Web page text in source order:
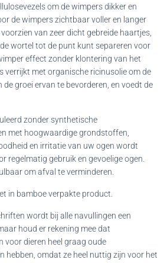
om de wimpers dikker en
de wimpers zichtbaar voller en langer
van zeer dicht gebreide haartjes,
wortel tot de punt kunt separeren voor
effect zonder klontering van het
verrijkt met organische ricinusolie om de
groei ervan te bevorderen, en voedt de
zonder synthetische
met hoogwaardige grondstoffen,
en irritatie van uw ogen wordt
regelmatig gebruik en gevoelige ogen.
om afval te verminderen.
in bamboe verpakte product.
wordt bij alle navullingen een
houd er rekening mee dat
voor dieren heel graag oude
hebben, omdat ze heel nuttig zijn voor het